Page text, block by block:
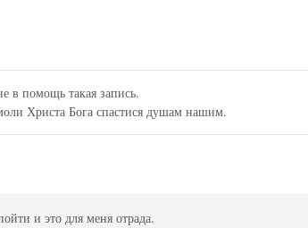
в помощь такая запись.
Христа Бога спастися душам нашим.
и это для меня отрада.